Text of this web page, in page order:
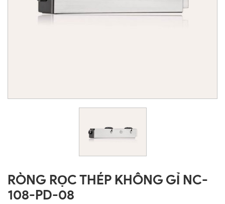
RÒNG RỌC THÉP KHÔNG GỈ NC-
108-PD-08